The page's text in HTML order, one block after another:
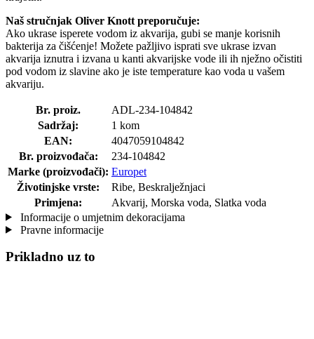
Naš stručnjak Oliver Knott preporučuje:
Ako ukrase isperete vodom iz akvarija, gubi se manje korisnih
bakterija za čišćenje! Možete pažljivo isprati sve ukrase izvan
akvarija iznutra i izvana u kanti akvarijske vode ili ih nježno očistiti
pod vodom iz slavine ako je iste temperature kao voda u vašem
akvariju.
Br. proiz.
ADL-234-104842
Sadržaj:
1 kom
EAN:
4047059104842
Br. proizvođača:
234-104842
Marke (proizvođači): Europet
Životinjske vrste:
Ribe, Beskralježnjaci
Primjena:
Akvarij, Morska voda, Slatka voda
Informacije o umjetnim dekoracijama
Pravne informacije
Prikladno uz to